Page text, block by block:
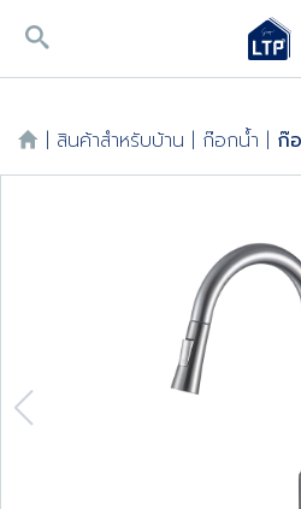
| สินค้าสำหรับบ้าน | ก๊อกน้ำ | ก๊